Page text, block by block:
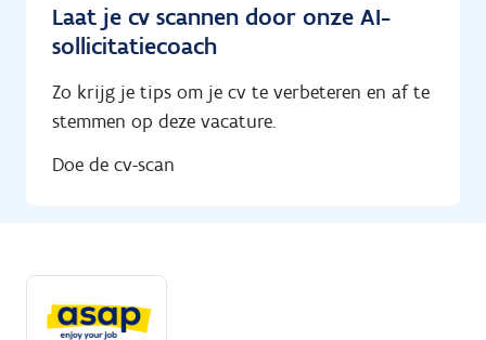
Laat je cv scannen door onze AI-
sollicitatiecoach
Zo krijg je tips om je cv te verbeteren en af te
stemmen op deze vacature.
Doe de cv-scan